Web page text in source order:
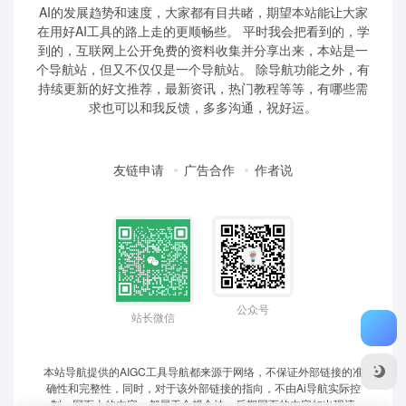
AI的发展趋势和速度，大家都有目共睹，期望本站能让大家
在用好AI工具的路上走的更顺畅些。 平时我会把看到的，学
到的，互联网上公开免费的资料收集并分享出来，本站是一
个导航站，但又不仅仅是一个导航站。 除导航功能之外，有
持续更新的好文推荐，最新资讯，热门教程等等，有哪些需
求也可以和我反馈，多多沟通，祝好运。
友链申请 广告合作 作者说
站长微信
公众号
本站导航提供的AIGC工具导航都来源于网络，不保证外部链接的准
确性和完整性，同时，对于该外部链接的指向，不由Ai导航实际控